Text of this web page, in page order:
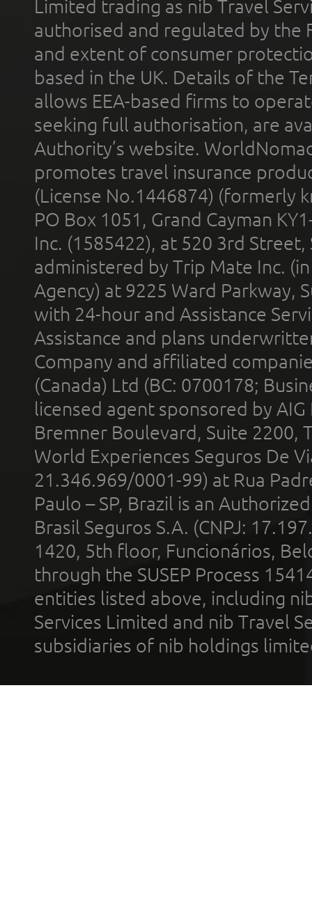
Limited trading as nib Travel
authorised and regulated by the
and extent of consumer
based in the UK. Details of the
allows EEA-based firms to
seeking full authorisation, are
Authority’s website.
promotes travel insurance
(License No.1446874) (formerly
PO Box 1051, Grand Cayman
Inc. (1585422), at 520 3rd
administered by Trip Mate Inc.
Agency) at 9225 Ward Parkway,
with 24-hour and Assistance
Assistance and plans
Company and affiliated
(Canada) Ltd (BC: 0700178;
licensed agent sponsored by
Bremner Boulevard, Suite 2200,
World Experiences Seguros De
21.346.969/0001-99) at Rua
Paulo – SP, Brazil is an
Brasil Seguros S.A. (CNPJ:
1420, 5th floor, Funcionários,
through the SUSEP Process
entities listed above, including
Services Limited and nib Travel
subsidiaries of nib holdings